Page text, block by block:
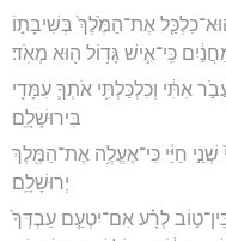
אֶת־הַמֶּ֙לֶךְ֙ בְּשִׁיבָת֣וֹ
כִּֽי־אִ֛ישׁ גָּד֥וֹל ה֖וּא מְאֹֽד׃
אִתִּ֔י וְכִלְכַּלְתִּ֥י אֹתְךָ֛ עִמָּדִ֖י
בִּירוּשָׁלִָֽם׃
שְׁנֵ֣י חַיַּ֔י כִּי־אֶעֱלֶ֥ה אֶת־הַמֶּ֖לֶךְ
יְרוּשָׁלִָֽם׃
לְרָ֗ע אִם־יִטְעַ֤ם עַבְדְּךָ֙